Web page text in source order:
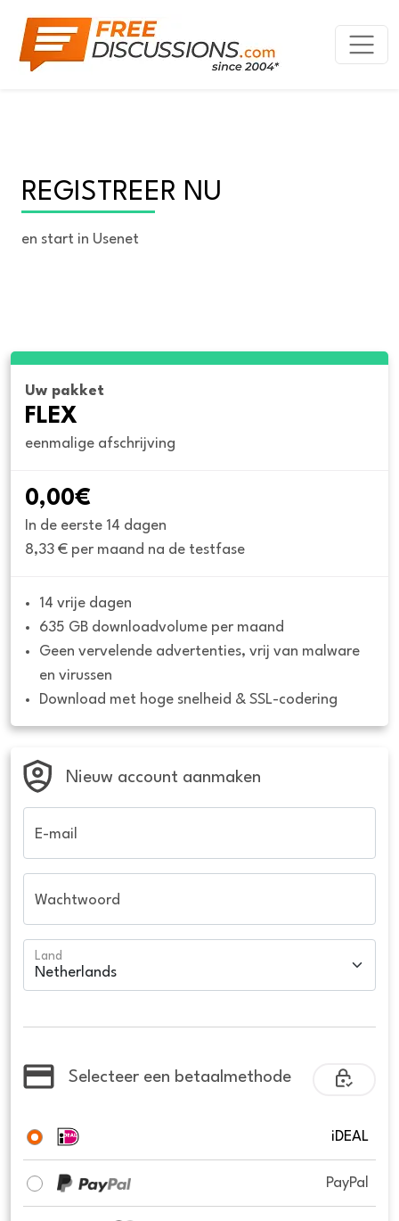
REGISTREER NU
en start in Usenet
Uw pakket
FLEX
eenmalige afschrijving
0,00€
In de eerste 14 dagen
8,33 € per maand na de testfase
14 vrije dagen
635 GB downloadvolume per maand
Geen vervelende advertenties, vrij van malware
en virussen
Download met hoge snelheid & SSL-codering
Nieuw account aanmaken
E-mail
Wachtwoord
Land
Selecteer een betaalmethode
iDEAL
PayPal